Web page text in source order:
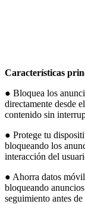
Características
● Bloquea los
directamente desde
contenido sin
● Protege tu
bloqueando los
interacción del
● Ahorra datos
bloqueando
seguimiento antes